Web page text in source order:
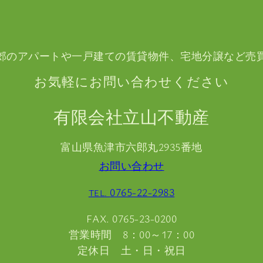
のアパートや一戸建ての賃貸物件、宅地分譲など売
お気軽にお問い合わせください
有限会社立山不動産
富山県魚津市六郎丸2935番地
お問い合わせ
TEL. 0765-22-2983
FAX. 0765-23-0200
営業時間 8：00～17：00
定休日 土・日・祝日